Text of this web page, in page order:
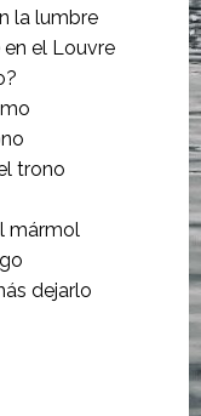
la lumbre
el Louvre
trono
mármol
dejarlo